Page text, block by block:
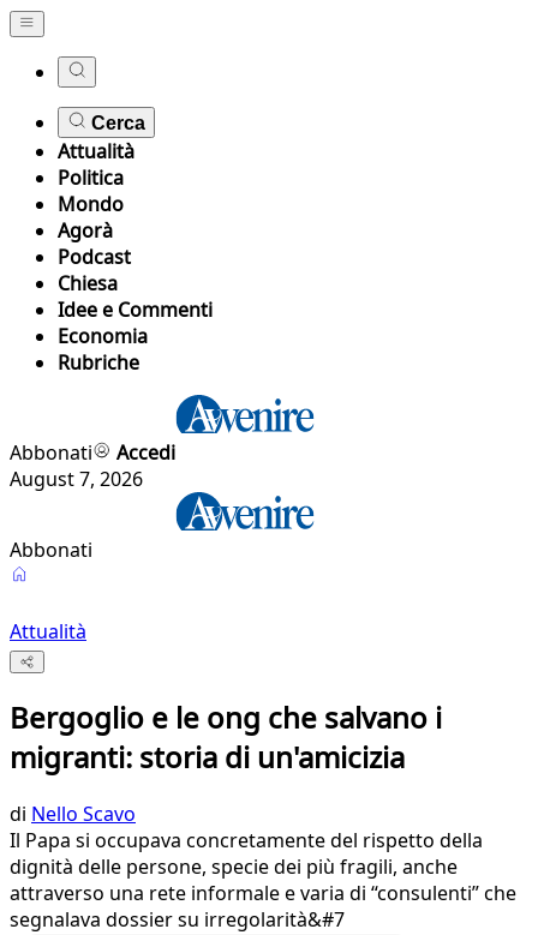
Cerca
Attualità
Politica
Mondo
Agorà
Podcast
Chiesa
Idee e Commenti
Economia
Rubriche
Abbonati
Accedi
August 7, 2026
Abbonati
Attualità
Bergoglio e le ong che salvano i
migranti: storia di un'amicizia
di Nello Scavo
Il Papa si occupava concretamente del rispetto della
dignità delle persone, specie dei più fragili, anche
attraverso una rete informale e varia di “consulenti” che
segnalava dossier su irregolarità&#7